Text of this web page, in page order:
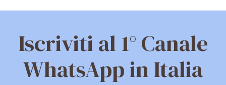
Iscriviti al 1° Canale
WhatsApp in Italia